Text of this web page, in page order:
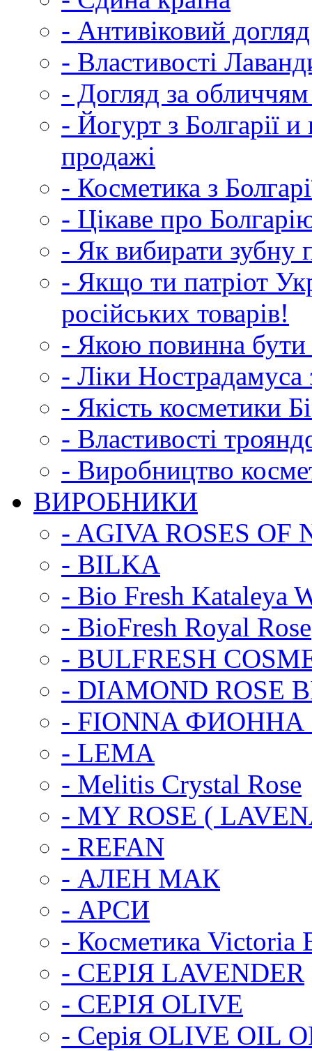
- Антивіковий догляд
- Властивості
- Догляд за
- Йогурт з Болгарії
продажі
- Косметика з
- Цікаве про
- Як вибирати зубну
- Якщо ти патріот
російських товарів!
- Якою повинна бути
- Ліки Нострадамуса
- Якість косметики
- Властивості
- Виробництво
ВИРОБНИКИ
- AGIVA ROSES OF
- BILKA
- Bio Fresh Kataleya
- BioFresh Royal Rose
- BULFRESH
- DIАMOND ROSE
- FIONNA
- LEMA
- Melitis Crystal Rose
- MY ROSE (
- REFAN
- АЛЕН МАК
- АРСИ
- Косметика Victoria
- СЕРІЯ LAVENDER
- СЕРІЯ OLIVE
- Серія OLIVE OIL